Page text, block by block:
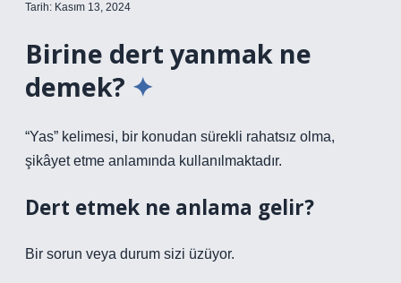
Tarih: Kasım 13, 2024
Birine dert yanmak ne
demek?
“Yas” kelimesi, bir konudan sürekli rahatsız olma,
şikâyet etme anlamında kullanılmaktadır.
Dert etmek ne anlama gelir?
Bir sorun veya durum sizi üzüyor.